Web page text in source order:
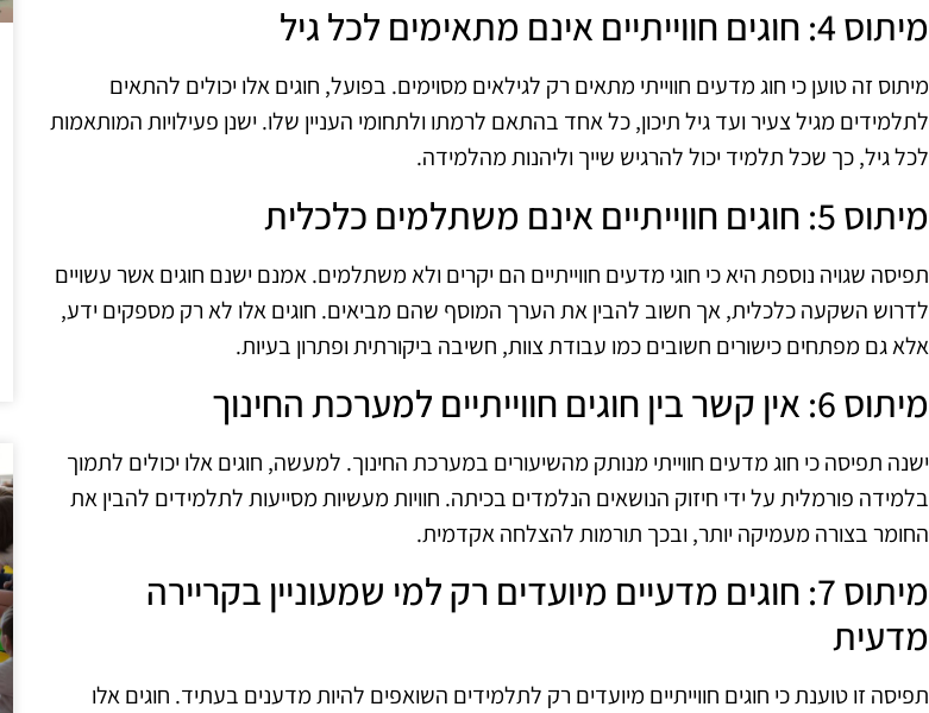
מיתוס 4: חוגים חווייתיים אינם מתאימים לכל גיל
מיתוס זה טוען כי חוג מדעים חווייתי מתאים רק לגילאים מסוימים. בפועל, חוגים אלו יכולים להתאים
לתלמידים מגיל צעיר ועד גיל תיכון, כל אחד בהתאם לרמתו ולתחומי העניין שלו. ישנן פעילויות המותאמות
לכל גיל, כך שכל תלמיד יכול להרגיש שייך וליהנות מהלמידה.
מיתוס 5: חוגים חווייתיים אינם משתלמים כלכלית
תפיסה שגויה נוספת היא כי חוגי מדעים חווייתיים הם יקרים ולא משתלמים. אמנם ישנם חוגים אשר עשויים
לדרוש השקעה כלכלית, אך חשוב להבין את הערך המוסף שהם מביאים. חוגים אלו לא רק מספקים ידע,
אלא גם מפתחים כישורים חשובים כמו עבודת צוות, חשיבה ביקורתית ופתרון בעיות.
מיתוס 6: אין קשר בין חוגים חווייתיים למערכת החינוך
ישנה תפיסה כי חוג מדעים חווייתי מנותק מהשיעורים במערכת החינוך. למעשה, חוגים אלו יכולים לתמוך
בלמידה פורמלית על ידי חיזוק הנושאים הנלמדים בכיתה. חוויות מעשיות מסייעות לתלמידים להבין את
החומר בצורה מעמיקה יותר, ובכך תורמות להצלחה אקדמית.
מיתוס 7: חוגים מדעיים מיועדים רק למי שמעוניין בקריירה
מדעית
תפיסה זו טוענת כי חוגים חווייתיים מיועדים רק לתלמידים השואפים להיות מדענים בעתיד. חוגים אלו